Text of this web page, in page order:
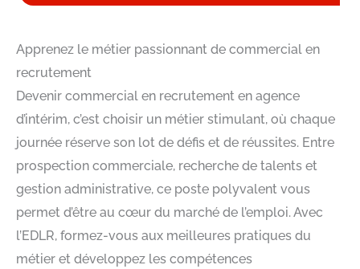
Apprenez le métier passionnant de commercial en
recrutement
Devenir commercial en recrutement en agence
d’intérim, c’est choisir un métier stimulant, où chaque
journée réserve son lot de défis et de réussites. Entre
prospection commerciale, recherche de talents et
gestion administrative, ce poste polyvalent vous
permet d’être au cœur du marché de l’emploi. Avec
l’EDLR, formez-vous aux meilleures pratiques du
métier et développez les compétences